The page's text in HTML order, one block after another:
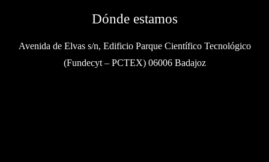
Dónde estamos
Avenida de Elvas s/n, Edificio Parque Científico Tecnológico
(Fundecyt – PCTEX) 06006 Badajoz